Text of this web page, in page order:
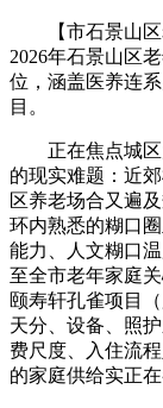
【市石景山区
2026年石景山区
位，涵盖医养连
目。
正在焦点城区
的现实难题：近
区养老场合又遍
环内熟悉的糊口
能力、人文糊口
至全市老年家庭
颐寿轩孔雀项目
天分、设备、照
费尺度、入住流
的家庭供给实正在